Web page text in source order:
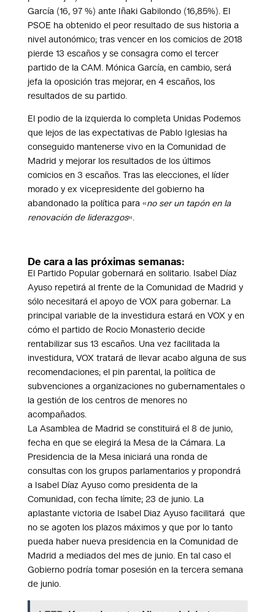
García (16, 97 %) ante Iñaki Gabilondo (16,85%). El
PSOE ha obtenido el peor resultado de sus historia a
nivel autonómico; tras vencer en los comicios de 2018
pierde 13 escaños y se consagra como el tercer
partido de la CAM. Mónica García, en cambio, será
jefa la oposición tras mejorar, en 4 escaños, los
resultados de su partido.
El podio de la izquierda lo completa Unidas Podemos
que lejos de las expectativas de Pablo Iglesias ha
conseguido mantenerse vivo en la Comunidad de
Madrid y mejorar los resultados de los últimos
comicios en 3 escaños. Tras las elecciones, el líder
morado y ex vicepresidente del gobierno ha
abandonado la política para «no ser un tapón en la
renovación de liderazgos«.
De cara a las próximas semanas:
El Partido Popular gobernará en solitario. Isabel Díaz
Ayuso repetirá al frente de la Comunidad de Madrid y
sólo necesitará el apoyo de VOX para gobernar. La
principal variable de la investidura estará en VOX y en
cómo el partido de Rocio Monasterio decide
rentabilizar sus 13 escaños. Una vez facilitada la
investidura, VOX tratará de llevar acabo alguna de sus
recomendaciones; el pin parental, la política de
subvenciones a organizaciones no gubernamentales o
la gestión de los centros de menores no
acompañados.
La Asamblea de Madrid se constituirá el 8 de junio,
fecha en que se elegirá la Mesa de la Cámara. La
Presidencia de la Mesa iniciará una ronda de
consultas con los grupos parlamentarios y propondrá
a Isabel Díaz Ayuso como presidenta de la
Comunidad, con fecha límite; 23 de junio. La
aplastante victoria de Isabel Diaz Ayuso facilitará que
no se agoten los plazos máximos y que por lo tanto
pueda haber nueva presidencia en la Comunidad de
Madrid a mediados del mes de junio. En tal caso el
Gobierno podría tomar posesión en la tercera semana
de junio.